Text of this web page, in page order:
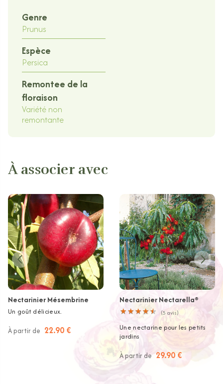
Genre
Prunus
Espèce
Persica
Remontee de la
floraison
Variété non
remontante
À associer avec
Nectarinier Mésembrine
Un goût délicieux.
À partir de 22.90 €
Nectarinier Nectarella®
★ ★★★★
★ ★★★★ (5avis)
Une nectarine pour les petits
jardins
À partir de 29.90 €